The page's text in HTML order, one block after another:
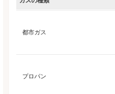
都市ガス
プロパン